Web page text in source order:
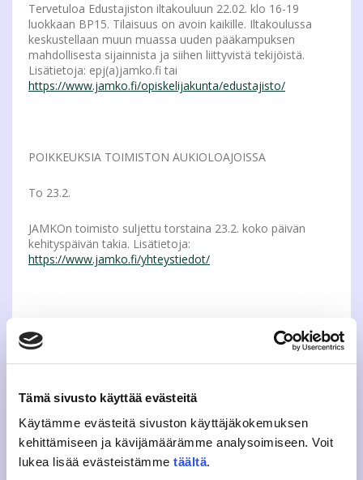
Tämä sivusto käyttää evästeitä
Käytämme evästeitä sivuston käyttäjäkokemuksen
kehittämiseen ja kävijämäärämme analysoimiseen. Voit
lukea lisää evästeistämme täältä.
Tervetuloa Edustajiston iltakouluun 22.02. klo 16-19
luokkaan BP15. Tilaisuus on avoin kaikille. Iltakoulussa
keskustellaan muun muassa uuden pääkampuksen
mahdollisesta sijainnista ja siihen liittyvistä tekijöistä.
Lisätietoja: epj(a)jamko.fi tai
https://www.jamko.fi/opiskelijakunta/edustajisto/
POIKKEUKSIA TOIMISTON AUKIOLOAJOISSA
To 23.2.
JAMKOn toimisto suljettu torstaina 23.2. koko päivän
kehityspäivän takia. Lisätietoja:
https://www.jamko.fi/yhteystiedot/
JAMKON TOIMISTO JA KAHVILA SULJETTU VIIKOLLA 9
Ma 27.2. – Su 5.3.
JAMKOn toimisto ja kahvila suljettu kontaktivapaan viikon
ajan 27.2. – 5.3. Huomioithan, että mm. opinnäytteen
kansitustilaukset eivät etene viikon 9 aikana.
https://www.jamko.fi/yhteystiedot/